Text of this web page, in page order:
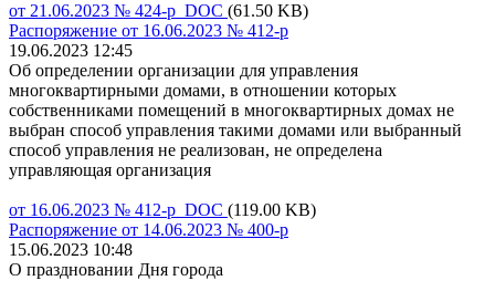
от 21.06.2023 № 424-р DOC (61.50 KB)
Распоряжение от 16.06.2023 № 412-р
19.06.2023 12:45
Об определении организации для управления
многоквартирными домами, в отношении которых
собственниками помещений в многоквартирных домах не
выбран способ управления такими домами или выбранный
способ управления не реализован, не определена
управляющая организация
от 16.06.2023 № 412-р DOC (119.00 KB)
Распоряжение от 14.06.2023 № 400-р
15.06.2023 10:48
О праздновании Дня города